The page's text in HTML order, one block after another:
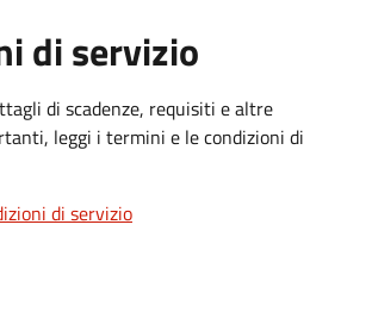
di servizio
di scadenze, requisiti e altre
leggi i termini e le condizioni di
di servizio